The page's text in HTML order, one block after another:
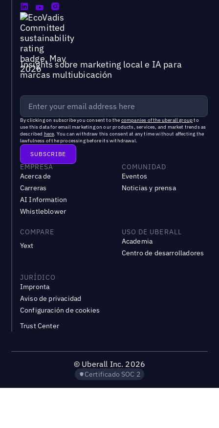
Insights sobre marketing local e IA para
marcas multiubicación
By clicking on subscribe you consent to the companies of the uberall groupto
use this data for email marketing on our products, services, and market trends as
described here. You can withdraw this consent at any time without affecting the
lawfulness of the processing before its withdrawal.
EMPRESA
Acerca de
Carreras
AI Information
Whistleblower
COMUNIDAD
Eventos
Noticias y prensa
COMPARE
Yext
USO DE UBERALL
Academia
Centro de desarrolladores
JURÍDICO
Impronta
Aviso de privacidad
Configuración de cookies
Trust Center
© Uberall Inc. 2026
Certificado SOC 2